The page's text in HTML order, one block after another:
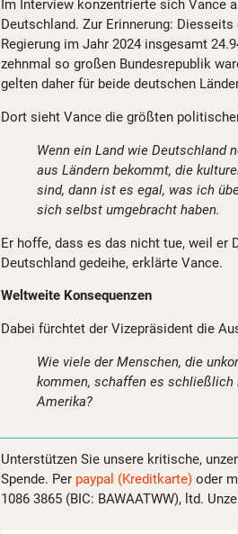
Im Interview konzentrierte sich Vance
Deutschland. Zur Erinnerung:
Regierung im Jahr 2024 insgesamt
zehnmal so großen Bundesrepublik
gelten daher für beide deutschen
Dort sieht Vance die größten
Wenn ein Land wie Deutschland
aus Ländern bekommt, die
sind, dann ist es egal, was ich
sich selbst umgebracht haben.
Er hoffe, dass es das nicht tue, weil er
Deutschland gedeihe, erklärte Vance.
Weltweite Konsequenzen
Dabei fürchtet der Vizepräsident die
Wie viele der Menschen, die
kommen, schaffen es schließlich
Amerika?
Unterstützen Sie unsere kritische,
Spende. Per paypal (Kreditkarte) oder
1086 3865 (BIC: BAWAATWW), ltd.